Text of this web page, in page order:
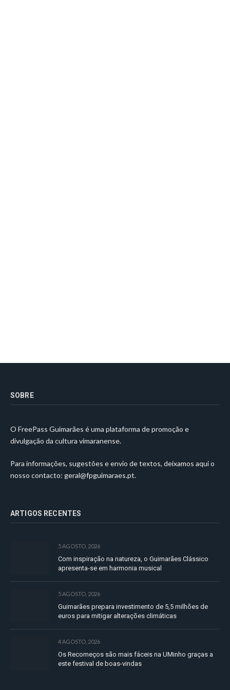
SOBRE
O FreePass Guimarães é uma plataforma de promoção e
divulgação da cultura vimaranense.
Para informações, sugestões e envio de textos, deixamos aqui o
nosso contacto: geral@fpguimaraes.pt.
ARTIGOS RECENTES
5 AGOSTO, 2026
Com inspiração na natureza, o Guimarães Clássico
apresenta-se em harmonia musical
5 AGOSTO, 2026
Guimarães prepara investimento de 5,5 milhões de
euros para mitigar alterações climáticas
4 AGOSTO, 2026
Os Recomeços são mais fáceis na UMinho graças a
este festival de boas-vindas